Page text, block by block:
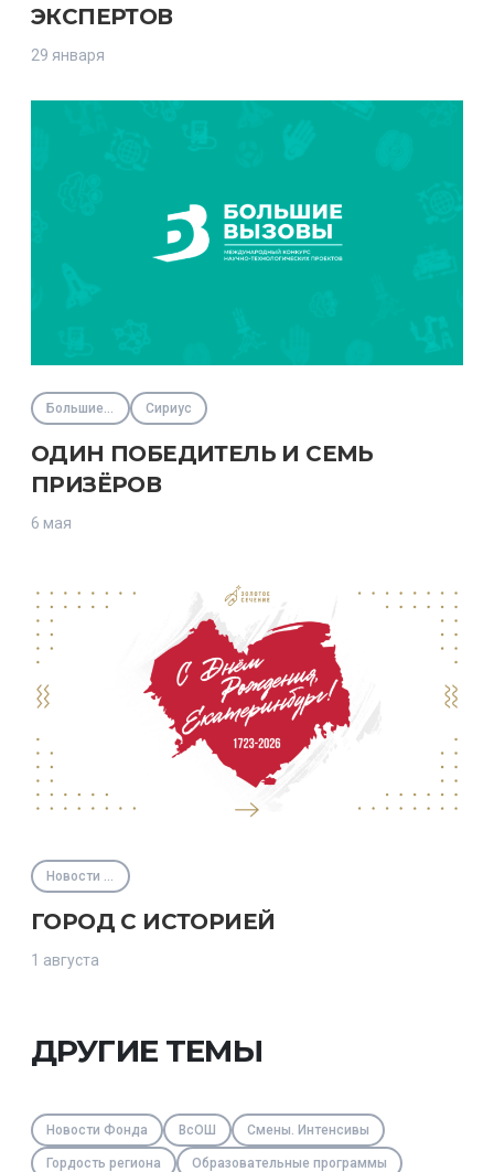
ЭКСПЕРТОВ
29 января
Большие вызовы Сириус
ОДИН ПОБЕДИТЕЛЬ И СЕМЬ
ПРИЗЁРОВ
6 мая
Новости Фонда
ГОРОД С ИСТОРИЕЙ
1 августа
ДРУГИЕ ТЕМЫ
Новости Фонда ВсОШ Смены. Интенсивы
Гордость региона Образовательные программы